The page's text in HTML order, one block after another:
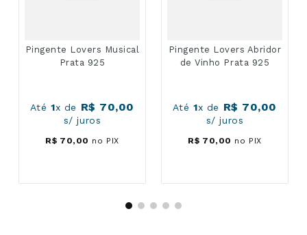
Pingente Lovers Musical
Prata 925
Até1x de R$ 70,00
s/ juros
R$ 70, 00 no PIX
Pingente Lovers Abridor
de Vinho Prata 925
Até1x de R$ 70,00
s/ juros
R$ 70, 00 no PIX